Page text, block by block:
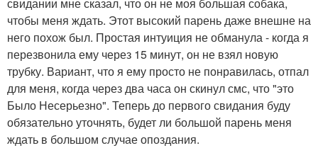
чтобы меня ждать. Этот высокий парень даже внешне на
него похож был. Простая интуиция не обманула - когда я
перезвонила ему через 15 минут, он не взял новую
трубку. Вариант, что я ему просто не понравилась, отпал
для меня, когда через два часа он скинул смс, что "это
Было Несерьезно". Теперь до первого свидания буду
обязательно уточнять, будет ли большой парень меня
ждать в большом случае опоздания.